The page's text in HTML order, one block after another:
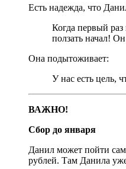
Есть надежда, что
Когда первый раз
ползать начал!
Она подытоживает:
У нас есть цель,
ВАЖНО!
Сбор до января
Данил может пойти
рублей. Там Данила